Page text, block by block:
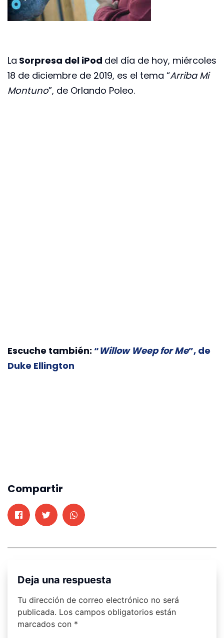
La Sorpresa del iPod del día de hoy, miércoles
18 de diciembre de 2019, es el tema “Arriba Mi
Montuno”, de Orlando Poleo.
Escuche también: “Willow Weep for Me”, de
Duke Ellington
Compartir
Deja una respuesta
Tu dirección de correo electrónico no será
publicada. Los campos obligatorios están
marcados con *